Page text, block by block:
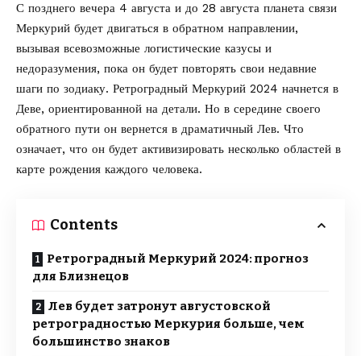
С позднего вечера 4 августа и до 28 августа планета связи
Меркурий будет двигаться в обратном направлении,
вызывая всевозможные логистические казусы и
недоразумения, пока он будет повторять свои недавние
шаги по зодиаку. Ретроградный Меркурий 2024 начнется в
Деве, ориентированной на детали. Но в середине своего
обратного пути он вернется в драматичный Лев. Что
означает, что он будет активизировать несколько областей в
карте рождения каждого человека.
Contents
Ретроградный Меркурий 2024: прогноз
для Близнецов
Лев будет затронут августовской
ретроградностью Меркурия больше, чем
большинство знаков